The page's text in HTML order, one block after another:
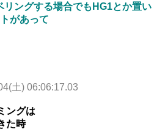
リングする場合でもHG1とか置い
があって
土) 06:06:17.03
ングは
た時